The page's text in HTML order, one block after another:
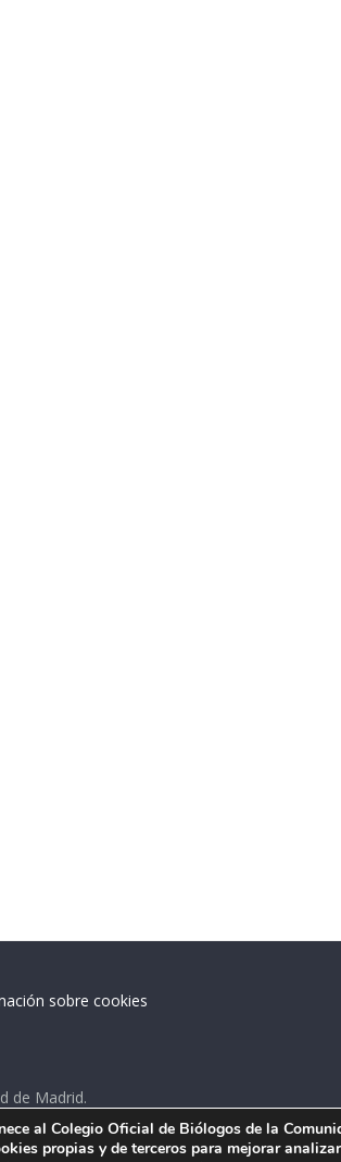
sobre cookies
de Madrid.
al Colegio Oficial de Biólogos de la
propias y de terceros para mejorar